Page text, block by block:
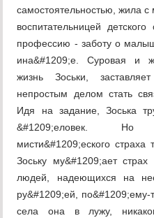
самостоятельностью, жила
воспитательницей
профессию - заботу о
ина&#1209;е. Суровая и
жизнь Зоськи,
непростым делом стать
Идя на задание, Зоська
&#1209;еловек. Но
мисти&#1209;еского
Зоську му&#1209;ает страх
людей, надеющихся на
ру&#1209;ей, по&#1209;ему-
села она в лужу,